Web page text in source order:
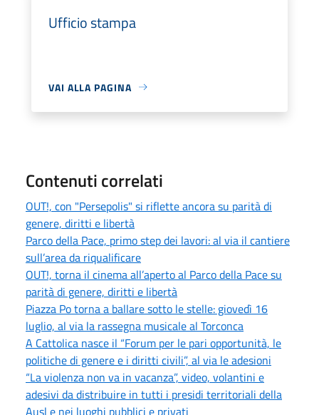
Ufficio stampa
VAI ALLA PAGINA
Contenuti correlati
OUT!, con "Persepolis" si riflette ancora su parità di
genere, diritti e libertà
Parco della Pace, primo step dei lavori: al via il cantiere
sull’area da riqualificare
OUT!, torna il cinema all’aperto al Parco della Pace su
parità di genere, diritti e libertà
Piazza Po torna a ballare sotto le stelle: giovedì 16
luglio, al via la rassegna musicale al Torconca
A Cattolica nasce il “Forum per le pari opportunità, le
politiche di genere e i diritti civili”, al via le adesioni
“La violenza non va in vacanza”, video, volantini e
adesivi da distribuire in tutti i presidi territoriali della
Ausl e nei luoghi pubblici e privati